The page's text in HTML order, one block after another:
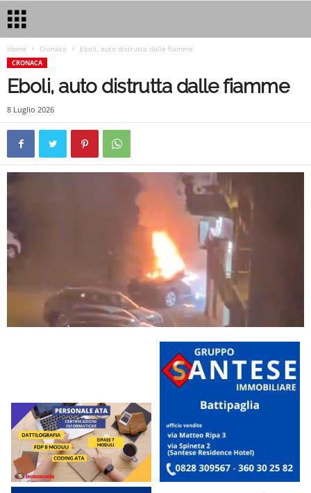
Home Cronaca Eboli, auto distrutta dalle fiamme
CRONACA
Eboli, auto distrutta dalle fiamme
8 Luglio 2026